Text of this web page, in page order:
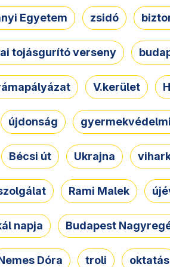
Egyetem zsidó
tojásgurító verseny
V.kerület
újdonság
Bécsi út Ukrajna
Rami Malek
napja Budapest
Dóra troli oktatás